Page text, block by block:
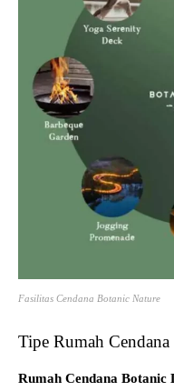
Fasilitas Cendana Botanic Nature
Tipe Rumah
Rumah Cendana